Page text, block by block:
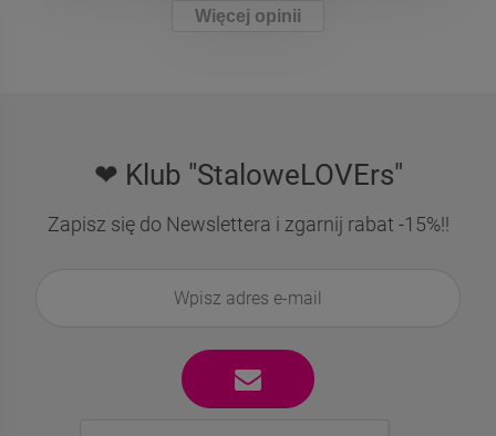
Więcej opinii
❤ Klub "StaloweLOVErs"
Zapisz się do Newslettera i zgarnij rabat -15%!!